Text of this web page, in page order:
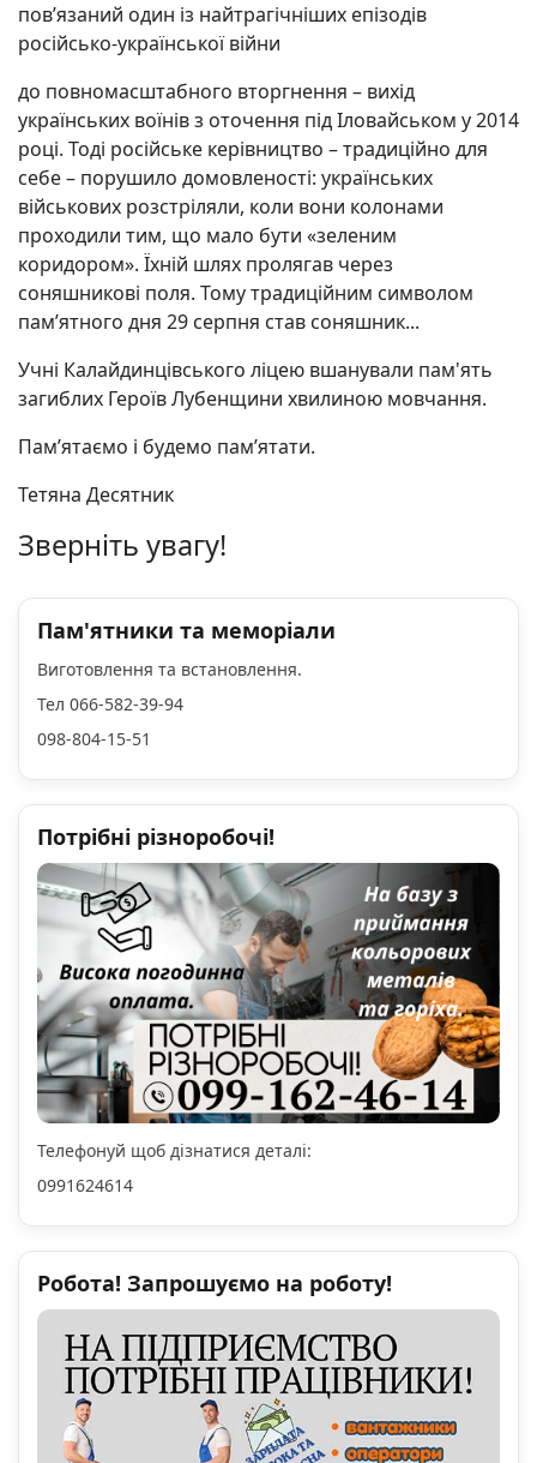
пов’язаний один із найтрагічніших епізодів
російсько-української війни
до повномасштабного вторгнення – вихід
українських воїнів з оточення під Іловайськом у 2014
році. Тоді російське керівництво – традиційно для
себе – порушило домовленості: українських
військових розстріляли, коли вони колонами
проходили тим, що мало бути «зеленим
коридором». Їхній шлях пролягав через
соняшникові поля. Тому традиційним символом
пам’ятного дня 29 серпня став соняшник...
Учні Калайдинцівського ліцею вшанували пам'ять
загиблих Героїв Лубенщини хвилиною мовчання.
Пам’ятаємо і будемо пам’ятати.
Тетяна Десятник
Зверніть увагу!
Пам'ятники та меморіали
Виготовлення та встановлення.
Тел 066-582-39-94
098-804-15-51
Потрібні різноробочі!
Телефонуй щоб дізнатися деталі:
0991624614
Робота! Запрошуємо на роботу!